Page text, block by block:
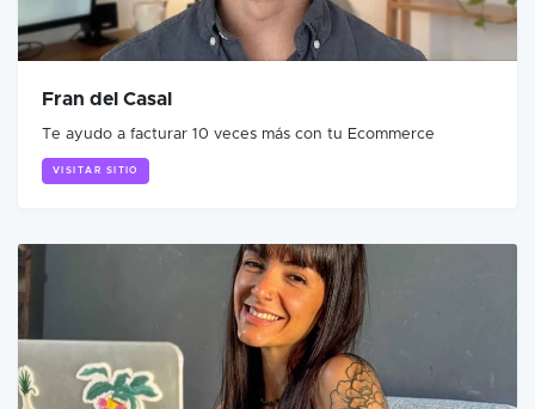
Fran del Casal
Te ayudo a facturar 10 veces más con tu Ecommerce
VISITAR SITIO